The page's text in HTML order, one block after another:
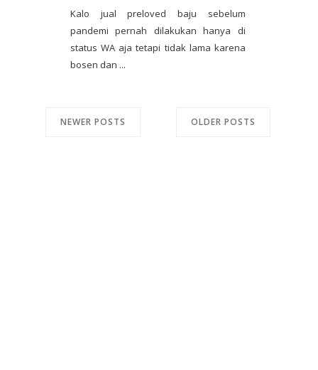
Kalo jual preloved baju sebelum
pandemi pernah dilakukan hanya di
status WA aja tetapi tidak lama karena
bosen dan ...
NEWER POSTS OLDER POSTS